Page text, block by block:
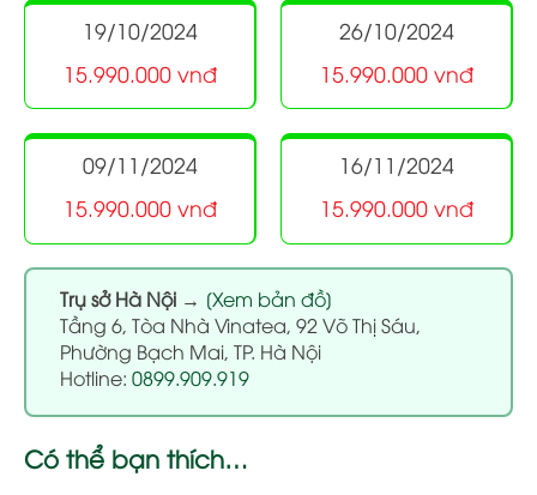
19/10/2024
15.990.000 vnđ
26/10/2024
15.990.000 vnđ
09/11/2024
15.990.000 vnđ
16/11/2024
15.990.000 vnđ
Trụ sở Hà Nội→ [Xem bản đồ]
Tầng 6, Tòa Nhà Vinatea, 92 Võ Thị Sáu,
Phường Bạch Mai, TP. Hà Nội
Hotline: 0899.909.919
Có thể bạn thích…